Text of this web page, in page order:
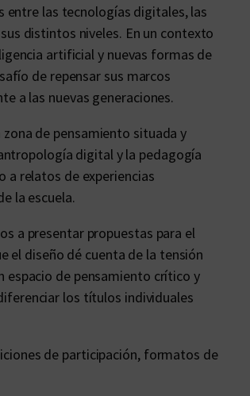
entre las tecnologías digitales, las
distintos niveles. En un contexto
artificial y nuevas formas de
de repensar sus marcos
a las nuevas generaciones.
de pensamiento situada y
digital y la pedagogía
a relatos de experiencias
la escuela.
a presentar propuestas para el
el diseño dé cuenta de la tensión
de pensamiento crítico y
los títulos individuales
de participación, formatos de